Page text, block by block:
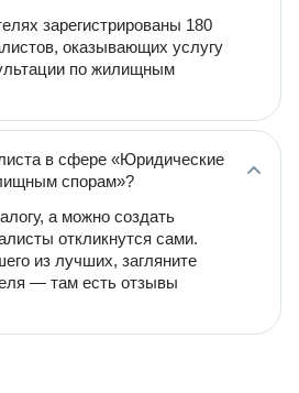
зарегистрированы 180
оказывающих услугу
по жилищным
в сфере «Юридические
спорам»?
а можно создать
откликнутся сами.
из лучших, загляните
— там есть отзывы